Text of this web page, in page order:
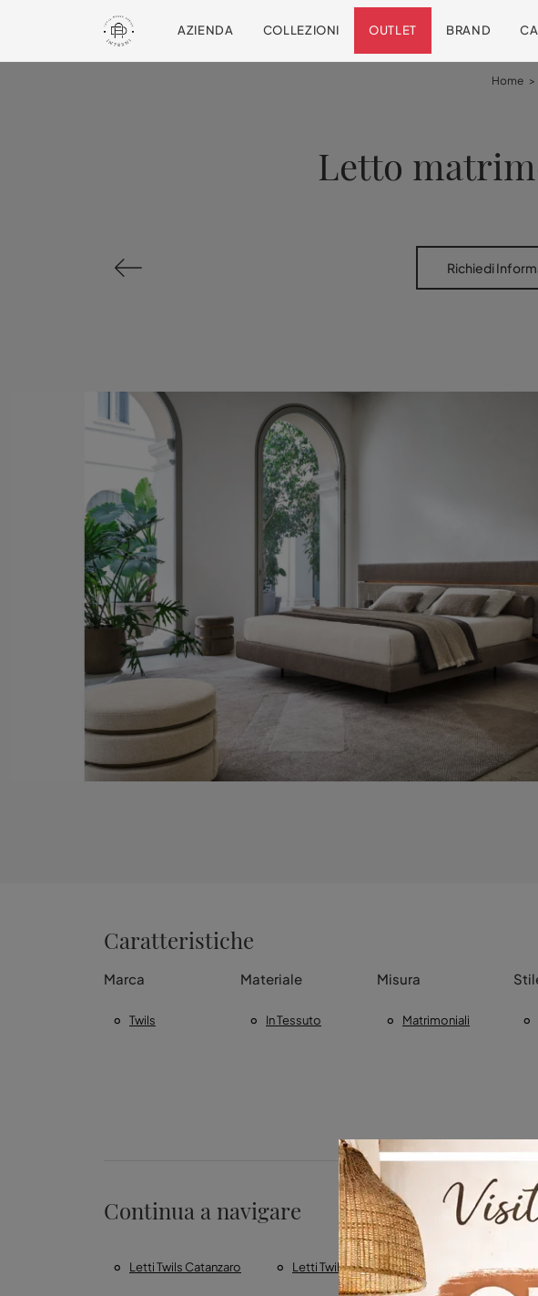
AZIENDA COLLEZIONI OUTLET BRAND
Home >
Letto
Richiedi
Caratteristiche
Marca
Twils
Materiale
In Tessuto
Misura
Matrimoniali
Continua a navigare
Letti Twils Catanzaro Letti Twils Cosenza Letti Twils